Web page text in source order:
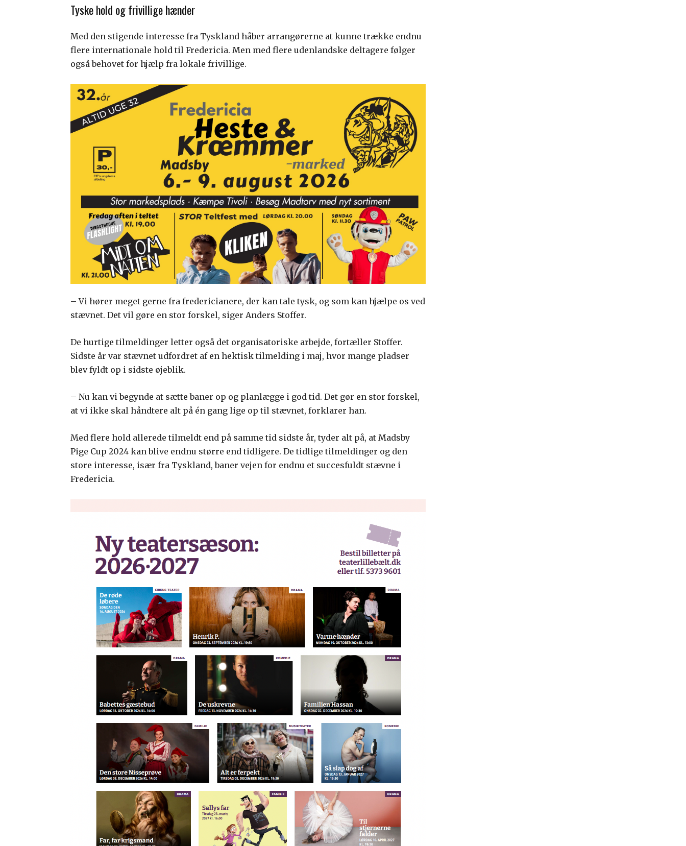
Tyske hold og frivillige hænder
Med den stigende interesse fra Tyskland håber arrangørerne at kunne trække endnu
flere internationale hold til Fredericia. Men med flere udenlandske deltagere følger
også behovet for hjælp fra lokale frivillige.
– Vi hører meget gerne fra fredericianere, der kan tale tysk, og som kan hjælpe os ved
stævnet. Det vil gøre en stor forskel, siger Anders Stoffer.
De hurtige tilmeldinger letter også det organisatoriske arbejde, fortæller Stoffer.
Sidste år var stævnet udfordret af en hektisk tilmelding i maj, hvor mange pladser
blev fyldt op i sidste øjeblik.
– Nu kan vi begynde at sætte baner op og planlægge i god tid. Det gør en stor forskel,
at vi ikke skal håndtere alt på én gang lige op til stævnet, forklarer han.
Med flere hold allerede tilmeldt end på samme tid sidste år, tyder alt på, at Madsby
Pige Cup 2024 kan blive endnu større end tidligere. De tidlige tilmeldinger og den
store interesse, især fra Tyskland, baner vejen for endnu et succesfuldt stævne i
Fredericia.